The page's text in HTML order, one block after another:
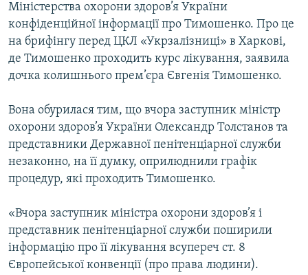
ДОЛУЧАЙСЯ!
Усі сайти RFE/RL
Міністерства охорони здоров’я України
конфіденційної інформації про Тимошенко. Про це
на брифінгу перед ЦКЛ «Укрзалізниці» в Харкові,
де Тимошенко проходить курс лікування, заявила
дочка колишнього прем’єра Євгенія Тимошенко.
Вона обурилася тим, що вчора заступник міністр
охорони здоров’я України Олександр Толстанов та
представники Державної пенітенціарної служби
незаконно, на її думку, оприлюднили графік
процедур, які проходить Тимошенко.
«Вчора заступник міністра охорони здоров’я і
представник пенітенціарної служби поширили
інформацію про її лікування всупереч ст. 8
Європейської конвенції (про права людини).